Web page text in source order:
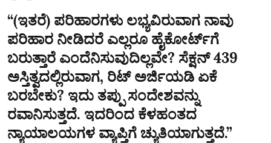
“(ಇತರೆ) ಪರಿಹಾರಗಳು ಲಭ್ಯವಿರುವಾಗ ನಾವು
ಪರಿಹಾರ ನೀಡಿದರೆ ಎಲ್ಲರೂ ಹೈಕೋರ್ಟ್‌ಗೆ
ಬರುತ್ತಾರೆ ಎಂದೆನಿಸುವುದಿಲ್ಲವೇ? ಸೆಕ್ಷನ್‌ 439
ಅಸ್ತಿತ್ವದಲ್ಲಿರುವಾಗ, ರಿಟ್‌ ಅರ್ಜಿಯಡಿ ಏಕೆ
ಬರಬೇಕು? ಇದು ತಪ್ಪು ಸಂದೇಶವನ್ನು
ರವಾನಿಸುತ್ತದೆ. ಇದರಿಂದ ಕೆಳಹಂತದ
ನ್ಯಾಯಾಲಯಗಳ ವ್ಯಾಪ್ತಿಗೆ ಚ್ಯುತಿಯಾಗುತ್ತದೆ.”